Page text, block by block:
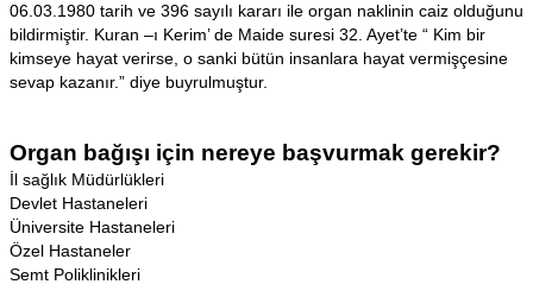
06.03.1980 tarih ve 396 sayılı kararı ile organ naklinin caiz olduğunu
bildirmiştir. Kuran –ı Kerim’ de Maide suresi 32. Ayet’te “ Kim bir
kimseye hayat verirse, o sanki bütün insanlara hayat vermişçesine
sevap kazanır.” diye buyrulmuştur.
Organ bağışı için nereye başvurmak gerekir?
İl sağlık Müdürlükleri
Devlet Hastaneleri
Üniversite Hastaneleri
Özel Hastaneler
Semt Poliklinikleri